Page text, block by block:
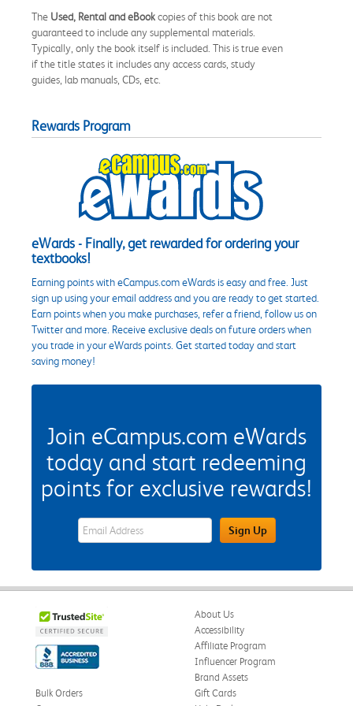
The Used, Rental and eBookcopies of this book are not
guaranteed to include any supplemental materials.
Typically, only the book itself is included. This is true even
if the title states it includes any access cards, study
guides, lab manuals, CDs, etc.
Rewards Program
eWards - Finally, get rewarded for ordering your
textbooks!
Earning points with eCampus.com eWards is easy and free. Just
sign up using your email address and you are ready to get started.
Earn points when you make purchases, refer a friend, follow us on
Twitter and more. Receive exclusive deals on future orders when
you trade in your eWards points. Get started today and start
saving money!
Join eCampus.com eWards
today and start redeeming
points for exclusive rewards!
eWards Sign Up Email Address FieldSign Up
About Us
Accessibility
Affiliate Program
Influencer Program
Brand Assets
Bulk Orders
Gift Cards